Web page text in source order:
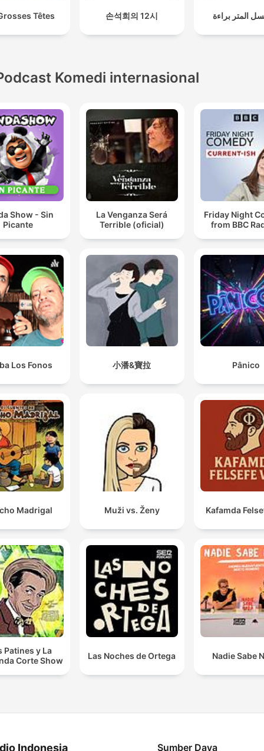
Têtes 손석희의 12시 المتر براءة
Komedi internasional
Show - Sin
Picante
La Venganza Será
Terrible (oficial)
Friday Night
from BBC
Los Fonos 小潘&寶拉 Pânico
Madrigal Muži vs. Ženy Kafamda
Patines y La
Corte Show
Las Noches de Ortega Nadie Sabe
Indonesia Sumber Daya